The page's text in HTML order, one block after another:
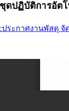
ปฏิบัติการอัต
ประกาศงานพัสดุ จั